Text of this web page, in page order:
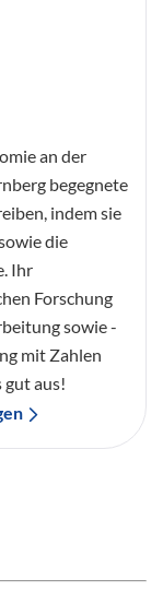
an der
begegnete
indem sie
die
Ihr
Forschung
sowie -
mit Zahlen
aus!